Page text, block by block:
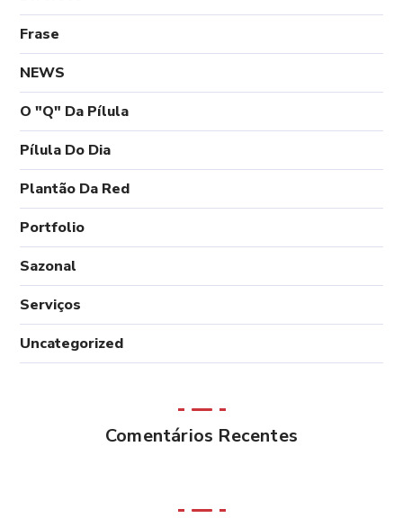
Frase
NEWS
O "Q" Da Pílula
Pílula Do Dia
Plantão Da Red
Portfolio
Sazonal
Serviços
Uncategorized
Comentários Recentes